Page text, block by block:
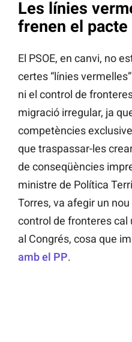
Les línies
frenen el pacte
El PSOE, en canvi, no
certes “línies
ni el control de
migració irregular, ja
competències
que traspassar-les
de conseqüències
ministre de Política
Torres, va afegir un
control de fronteres cal
al Congrés, cosa que
amb el PP.